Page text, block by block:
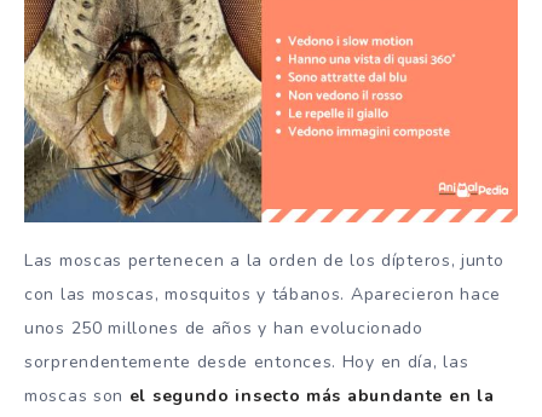
Las moscas pertenecen a la orden de los dípteros, junto
con las moscas, mosquitos y tábanos. Aparecieron hace
unos 250 millones de años y han evolucionado
sorprendentemente desde entonces. Hoy en día, las
moscas son el segundo insecto más abundante en la